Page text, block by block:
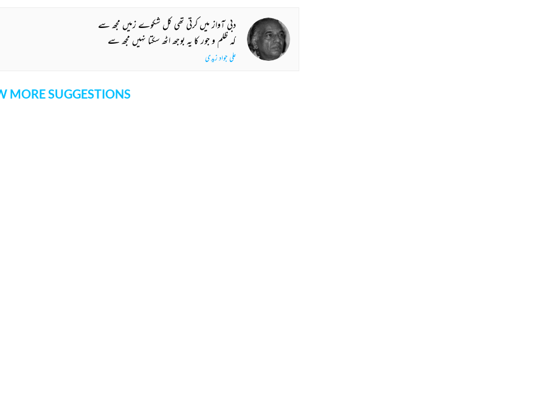
دبی آواز میں کرتی تھی کل شکوے زمیں مجھ سے
کہ ظلم و جور کا یہ بوجھ اٹھ سکتا نہیں مجھ سے
علی جواد زیدی
MORE SUGGESTIONS